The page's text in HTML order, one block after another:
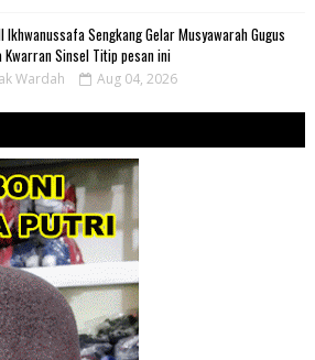
Ikhwanussafa Sengkang Gelar Musyawarah Gugus
Kwarran Sinsel Titip pesan ini
Wardah Aug 04, 2026